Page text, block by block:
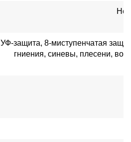
Не
УФ-защита, 8-миступенчатая
гниения, синевы, плесени,